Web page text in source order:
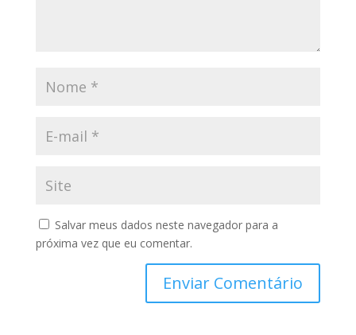
Salvar meus dados neste navegador para a
próxima vez que eu comentar.